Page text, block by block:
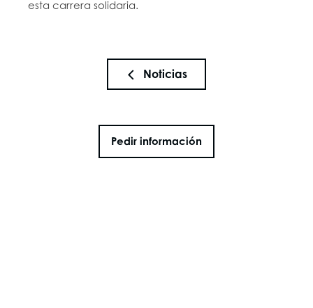
esta carrera solidaria.
Noticias
Pedir información